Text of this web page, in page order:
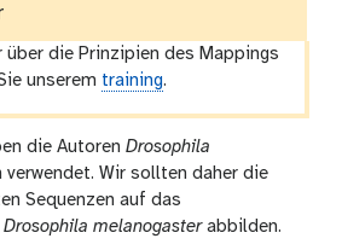
über die Prinzipien des Mappings
unserem training.
die Autoren Drosophila
verwendet. Wir sollten daher die
Sequenzen auf das
Drosophila melanogasterabbilden.